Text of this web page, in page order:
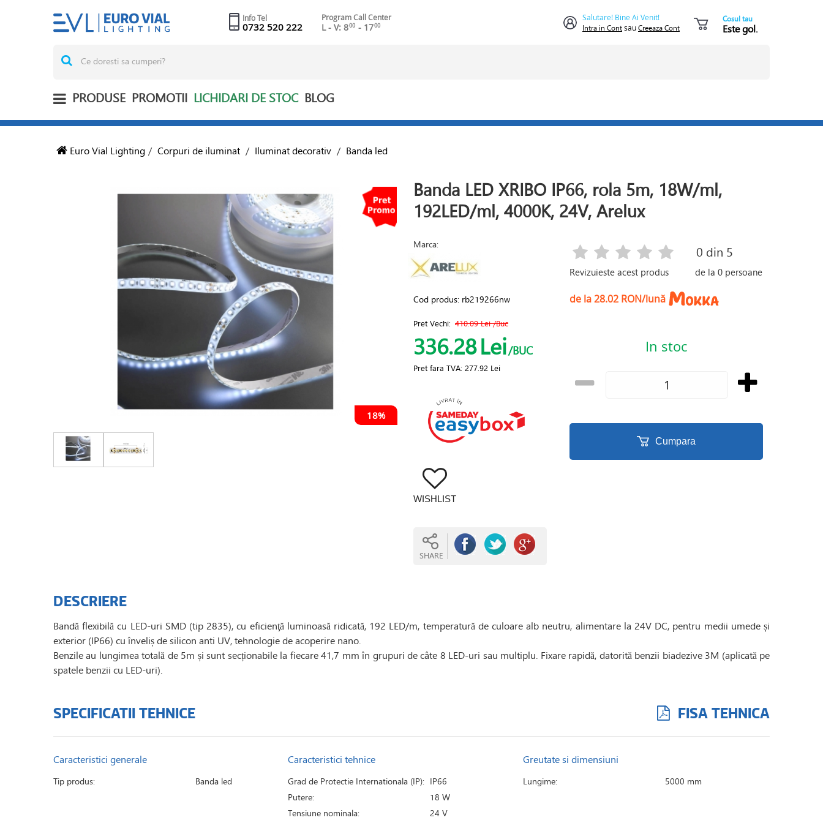
Info Tel
0732 520 222
Program Call Center
L - V: 800 - 1700
Salutare! Bine Ai Venit!
Intra in ContsauCreeaza Cont
Cosul tau
Este gol.
PRODUSE PROMOTII LICHIDARI DE STOC BLOG
Euro Vial Lighting / Corpuri de iluminat / Iluminat decorativ / Banda led
18%
Banda LED XRIBO IP66, rola 5m, 18W/ml,
192LED/ml, 4000K, 24V, Arelux
Marca:
Cod produs: rb219266nw
Pret Vechi: 410.09 Lei/Buc
336.28Lei/BUC
Pret fara TVA: 277.92 Lei
WISHLIST
SHARE
Revizuieste acest produs
0 din 5
de la0 persoane
de la 28.02 RON/lună
In stoc
Cumpara
DESCRIERE
Bandă flexibilă cu LED-uri SMD (tip 2835), cu eficienţă luminoasă ridicată, 192 LED/m, temperatură de culoare alb neutru, alimentare la 24V DC, pentru medii umede și
exterior (IP66) cu înveliș de silicon anti UV, tehnologie de acoperire nano.
Benzile au lungimea totală de 5m și sunt secționabile la fiecare 41,7 mm în grupuri de câte 8 LED-uri sau multiplu. Fixare rapidă, datorită benzii biadezive 3M (aplicată pe
spatele benzii cu LED-uri).
SPECIFICATII TEHNICE FISA TEHNICA
Caracteristici generale
Tip produs: Banda led
Caracteristici tehnice
Grad de Protectie Internationala (IP): IP66
Putere:
18 W
Tensiune nominala:
24 V
Greutate si dimensiuni
Lungime: 5000 mm